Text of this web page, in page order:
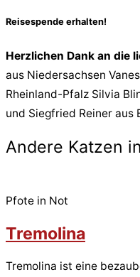
Reisespende erhalten!
Herzlichen Dank an die
aus Niedersachsen
Rheinland-Pfalz Silvia
und Siegfried Reiner aus
Andere Katzen
Pfote in Not
Tremolina
Tremolina ist eine